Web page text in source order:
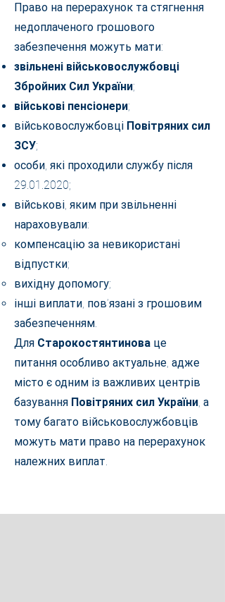
Право на перерахунок та стягнення
недоплаченого грошового
забезпечення можуть мати:
звільнені військовослужбовці
Збройних Сил України;
військові пенсіонери;
військовослужбовці Повітряних сил
ЗСУ;
особи, які проходили службу після
29.01.2020;
військові, яким при звільненні
нараховували:
компенсацію за невикористані
відпустки;
вихідну допомогу;
інші виплати, пов’язані з грошовим
забезпеченням.
Для Старокостянтинова це
питання особливо актуальне, адже
місто є одним із важливих центрів
базування Повітряних сил України, а
тому багато військовослужбовців
можуть мати право на перерахунок
належних виплат.